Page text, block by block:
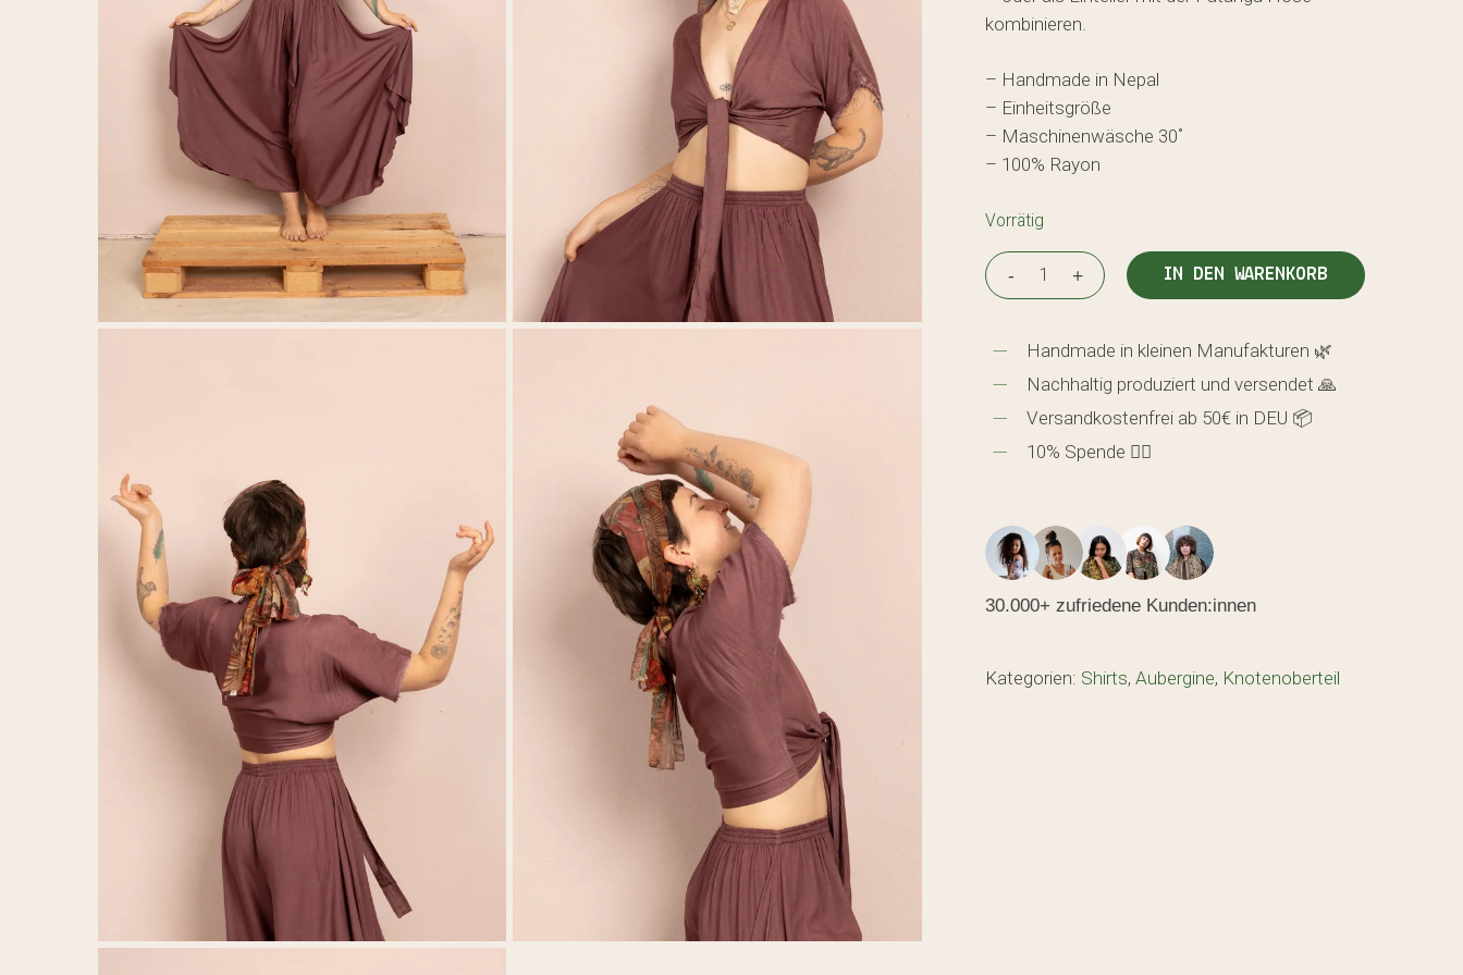
kombinieren.
– Handmade in Nepal
– Einheitsgröße
– Maschinenwäsche 30˚
– 100% Rayon
Vorrätig
IN DEN WARENKORB
Handmade in kleinen Manufakturen 🌿
Nachhaltig produziert und versendet 🙏
Versandkostenfrei ab 50€ in DEU 📦
10% Spende 🖐🏼
30.000+ zufriedene Kunden:innen
Kategorien: Shirts, Aubergine, Knotenoberteil